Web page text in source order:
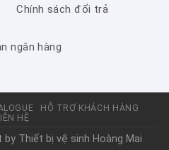
Chính sách đổi trả
ngân hàng
HỖ TRỢ KHÁCH HÀNG
HỆ
by Thiết bị vệ sinh Hoàng Mai